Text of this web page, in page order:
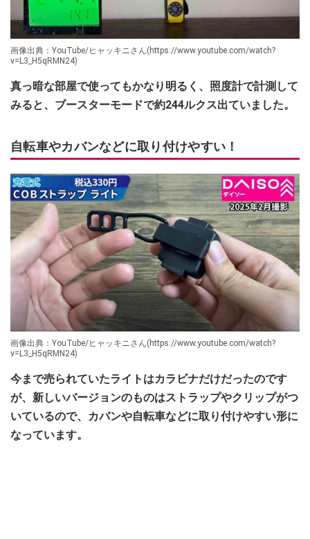
画像出典：YouTube/ヒャッキニさん(https://www.youtube.com/watch?
v=L3_H5qRMN24)
真っ暗な部屋で使ってもかなり明るく、照度計で計測して
みると、ブースターモードで約244ルクス出ていました。
自転車やカバンなどに取り付けやすい！
画像出典：YouTube/ヒャッキニさん(https://www.youtube.com/watch?
v=L3_H5qRMN24)
今まで売られていたライトはカラビナだけだったのです
が、新しいバージョンのものはストラップやクリップがつ
いているので、カバンや自転車などに取り付けやすい形に
なっています。